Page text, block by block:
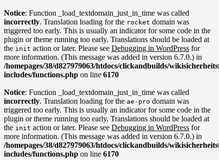
Notice: Function _load_textdomain_just_in_time was called
incorrectly. Translation loading for the rocket domain was
triggered too early. This is usually an indicator for some code in the
plugin or theme running too early. Translations should be loaded at
the init action or later. Please see Debugging in WordPress for
more information. (This message was added in version 6.7.0.) in
/homepages/38/d827979063/htdocs/clickandbuilds/
includes/functions.php on line 6170
Notice: Function _load_textdomain_just_in_time was called
incorrectly. Translation loading for the ae-pro domain was
triggered too early. This is usually an indicator for some code in the
plugin or theme running too early. Translations should be loaded at
the init action or later. Please see Debugging in WordPress for
more information. (This message was added in version 6.7.0.) in
/homepages/38/d827979063/htdocs/clickandbuilds/
includes/functions.php on line 6170